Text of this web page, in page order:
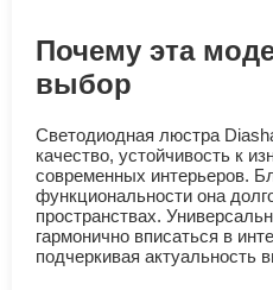
Почему эта
выбор
Светодиодная люстра
качество, устойчивость к
современных интерьеров.
функциональности она
пространствах.
гармонично вписаться в
подчеркивая актуальность